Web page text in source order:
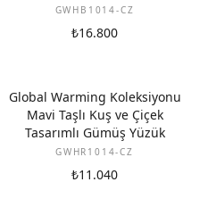
GWHB1014-CZ
₺16.800
Global Warming Koleksiyonu
Mavi Taşlı Kuş ve Çiçek
Tasarımlı Gümüş Yüzük
GWHR1014-CZ
₺11.040